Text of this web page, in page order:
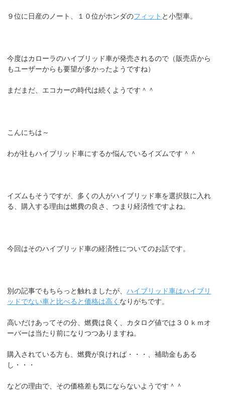
９位に日産のノート、１０位がホンダのフィット と小型車。
今度はカローラのハイブリッド車が発売されるので（販売店から
もユーザーからも要望が多かったようですね）
まだまだ、エコカーの時代は続くようです＾＾
こんにちは～
わが社もハイブリッド車にするか悩んでいるイズムです＾＾
イズムもそうですが、多くの人がハイブリッド車を選択肢に入れ
る、購入する理由は燃費の良さ、つまり経済性ですよね。
今回はそのハイブリッド車の経済性についてのお話です。
別の記事でもちらっと触れましたが、ハイブリッド車はハイブリ
ッドでない車と比べると価格は高く なりがちです。
高いだけあってその分、燃費は良く、カタログ値では３０ｋｍオ
ーバーは当たり前になりつつありますね。
購入されている方も、燃費が良ければ・・・、補助金もある
し・・・
などの理由で、その価格差も気にならないようです＾＾